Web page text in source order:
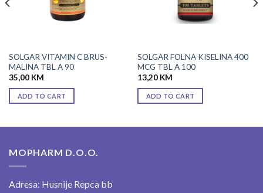
SOLGAR VITAMIN C BRUS-
MALINA TBL A 90
35,00 KM
ADD TO CART
SOLGAR FOLNA KISELINA 400
MCG TBL A 100
13,20 KM
ADD TO CART
MOPHARM D.O.O.
Adresa: Husnije Repca bb